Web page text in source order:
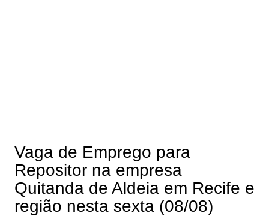
Vaga de Emprego para
Repositor na empresa
Quitanda de Aldeia em Recife e
região nesta sexta (08/08)